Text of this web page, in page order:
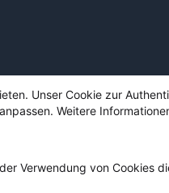
Unser Cookie zur
Weitere
Verwendung von Cookies